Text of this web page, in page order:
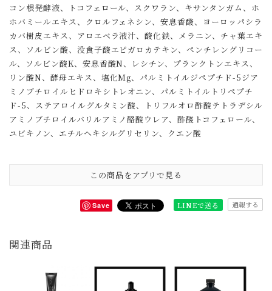
コン根発酵液、トコフェロール、スクワラン、キサンタンガム、ホ
ホバミールエキス、クロルフェネシン、安息香酸、ヨーロッパシラ
カバ樹皮エキス、アロエベラ液汁、酸化鉄、メラニン、チャ葉エキ
ス、ソルビン酸、没食子酸エピガロカテキン、ペンチレングリコー
ル、ソルビン酸K、安息香酸N、レシチン、プランクトンエキス、
リン酸N、酵母エキス、塩化Mg、パルミトイルジペプチド-5ジア
ミノブチロイルヒドロキシトレオニン、パルミトイルトリペプチ
ド-5、ステアロイルグルタミン酸、トリフルオロ酢酸テトラデシル
アミノブチロイルバリルアミノ酪酸ウレア、酢酸トコフェロール、
ユビキノン、エチルヘキシルグリセリン、クエン酸
この商品をアプリで見る
Save LINEで送る 通報する
関連商品